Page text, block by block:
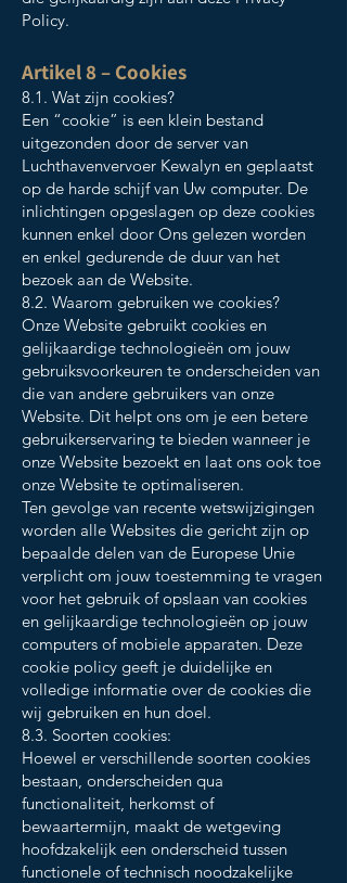
Policy.
Artikel 8 – Cookies
8.1. Wat zijn cookies?
Een “cookie” is een klein bestand
uitgezonden door de server van
Luchthavenvervoer Kewalyn en geplaatst
op de harde schijf van Uw computer. De
inlichtingen opgeslagen op deze cookies
kunnen enkel door Ons gelezen worden
en enkel gedurende de duur van het
bezoek aan de Website.
8.2. Waarom gebruiken we cookies?
Onze Website gebruikt cookies en
gelijkaardige technologieën om jouw
gebruiksvoorkeuren te onderscheiden van
die van andere gebruikers van onze
Website. Dit helpt ons om je een betere
gebruikerservaring te bieden wanneer je
onze Website bezoekt en laat ons ook toe
onze Website te optimaliseren.
Ten gevolge van recente wetswijzigingen
worden alle Websites die gericht zijn op
bepaalde delen van de Europese Unie
verplicht om jouw toestemming te vragen
voor het gebruik of opslaan van cookies
en gelijkaardige technologieën op jouw
computers of mobiele apparaten. Deze
cookie policy geeft je duidelijke en
volledige informatie over de cookies die
wij gebruiken en hun doel.
8.3. Soorten cookies:
Hoewel er verschillende soorten cookies
bestaan, onderscheiden qua
functionaliteit, herkomst of
bewaartermijn, maakt de wetgeving
hoofdzakelijk een onderscheid tussen
functionele of technisch noodzakelijke